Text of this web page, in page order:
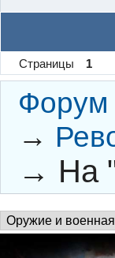
Страницы 1
Форум
→
→ На